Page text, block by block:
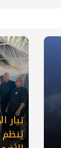
تيار
يُنظم